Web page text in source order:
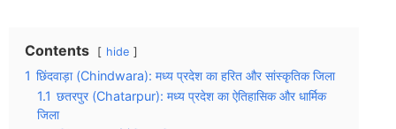
Contents hide
1 छिंदवाड़ा (Chindwara): मध्य प्रदेश का हरित और सांस्कृतिक जिला
1.1 छतरपुर (Chatarpur): मध्य प्रदेश का ऐतिहासिक और धार्मिक
जिला